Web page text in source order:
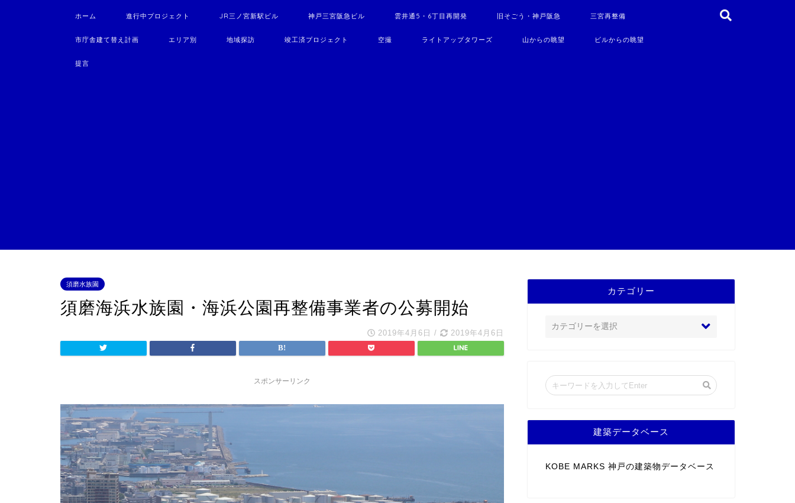
ホーム 進行中プロジェクト JR三ノ宮新駅ビル 神戸三宮阪急ビル 雲井通5・6丁目再開発 旧そごう・神戸阪急 三宮再整備
市庁舎建て替え計画 エリア別 地域探訪 竣工済プロジェクト 空撮 ライトアップタワーズ 山からの眺望 ビルからの眺望
提言
須磨水族園
須磨海浜水族園・海浜公園再整備事業者の公募開始
2019年4月6日 / 2019年4月6日
スポンサーリンク
カテゴリー
建築データベース
KOBE MARKS 神戸の建築物データベース